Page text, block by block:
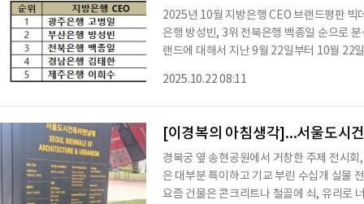
2025년 10월 지방은행 CEO 브랜드평판 빅
은행 방성빈, 3위 전북은행 백종일 순으로
랜드에 대해서 지난 9월 22일부터 10월 22일까지의 지방은행 CEO 브랜드 빅데이터 1,569,0
수는 브랜드에 대한 소비자들의 활동 빅데
회공헌가치로 나누게 된다. 지방은행 CEO
이
2025.10.22 08:11
[이경복의 아침생각]...서울도시
경복궁 옆 송현공원에서 거창한 주제 전시
은 대부분 특이하고 기교 부린 수십개 실물
요즘 건물은 콘크리트나 철골에 쇠, 유리로